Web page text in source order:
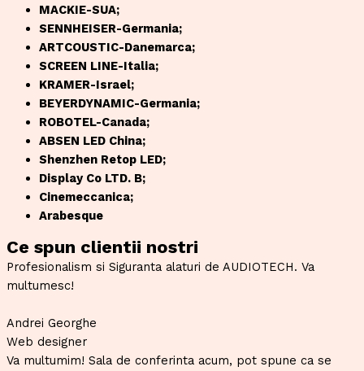
MACKIE-SUA;
SENNHEISER-Germania;
ARTCOUSTIC-Danemarca;
SCREEN LINE-Italia;
KRAMER-Israel;
BEYERDYNAMIC-Germania;
ROBOTEL-Canada;
ABSEN LED China;
Shenzhen Retop LED;
Display Co LTD. B;
Cinemeccanica;
Arabesque
Ce spun clientii nostri
Profesionalism si Siguranta alaturi de AUDIOTECH. Va
multumesc!
Andrei Georghe
Web designer
Va multumim! Sala de conferinta acum, pot spune ca se